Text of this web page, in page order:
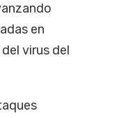
en
virus del